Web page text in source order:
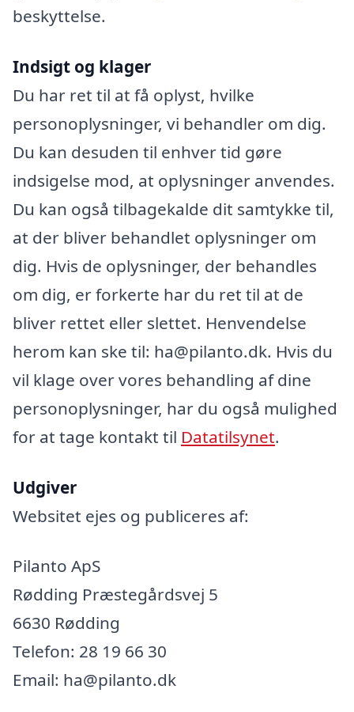
beskyttelse.
Indsigt og klager
Du har ret til at få oplyst, hvilke
personoplysninger, vi behandler om dig.
Du kan desuden til enhver tid gøre
indsigelse mod, at oplysninger anvendes.
Du kan også tilbagekalde dit samtykke til,
at der bliver behandlet oplysninger om
dig. Hvis de oplysninger, der behandles
om dig, er forkerte har du ret til at de
bliver rettet eller slettet. Henvendelse
herom kan ske til: ha@pilanto.dk. Hvis du
vil klage over vores behandling af dine
personoplysninger, har du også mulighed
for at tage kontakt til Datatilsynet.
Udgiver
Websitet ejes og publiceres af:
Pilanto ApS
Rødding Præstegårdsvej 5
6630 Rødding
Telefon: 28 19 66 30
Email: ha@pilanto.dk